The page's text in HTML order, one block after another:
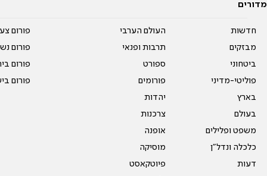
מדורים
חדשות
מבזקים
ביטחוני
פוליטי-מדיני
בארץ
בעולם
משפט ופלילים
כלכלה ונדל"ן
דעות
העולם הערבי
תרבות ופנאי
ספורט
פורומים
יהדות
צרכנות
אופנה
מוסיקה
פיוטקאסט
פורום
פורום
פורום
פורום